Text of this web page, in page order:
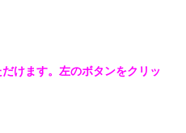
けます。左のボタンをクリッ